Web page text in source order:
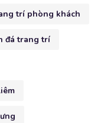
trí phòng khách
đá trang trí